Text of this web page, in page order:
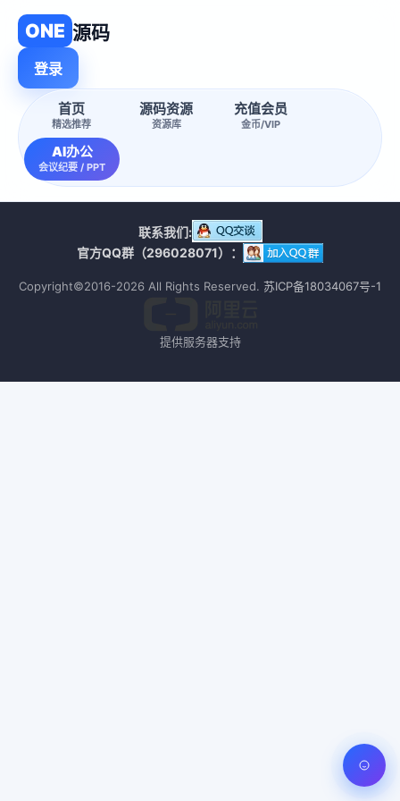
ONE 源码
首页
精选推荐
源码资源
资源库
充值会员
金币/VIP
AI办公
会议纪要 / PPT
登录
联系我们:
官方QQ群（296028071）：
Copyright©2016-2026 All Rights Reserved. 苏ICP备18034067号-1
提供服务器支持